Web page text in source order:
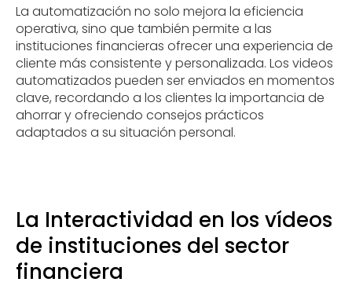
La automatización no solo mejora la eficiencia
operativa, sino que también permite a las
instituciones financieras ofrecer una experiencia de
cliente más consistente y personalizada. Los videos
automatizados pueden ser enviados en momentos
clave, recordando a los clientes la importancia de
ahorrar y ofreciendo consejos prácticos
adaptados a su situación personal.
La Interactividad en los vídeos
de instituciones del sector
financiera